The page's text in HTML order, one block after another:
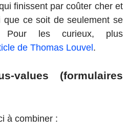
finissent par coûter cher et
que ce soit de seulement se
Pour les curieux, plus
de Thomas Louvel.
values (formulaires
à combiner :